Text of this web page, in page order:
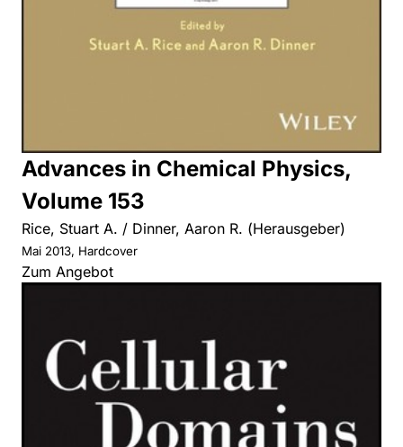
Advances in Chemical Physics,
Volume 153
Rice, Stuart A. / Dinner, Aaron R. (Herausgeber)
Mai 2013, Hardcover
Zum Angebot